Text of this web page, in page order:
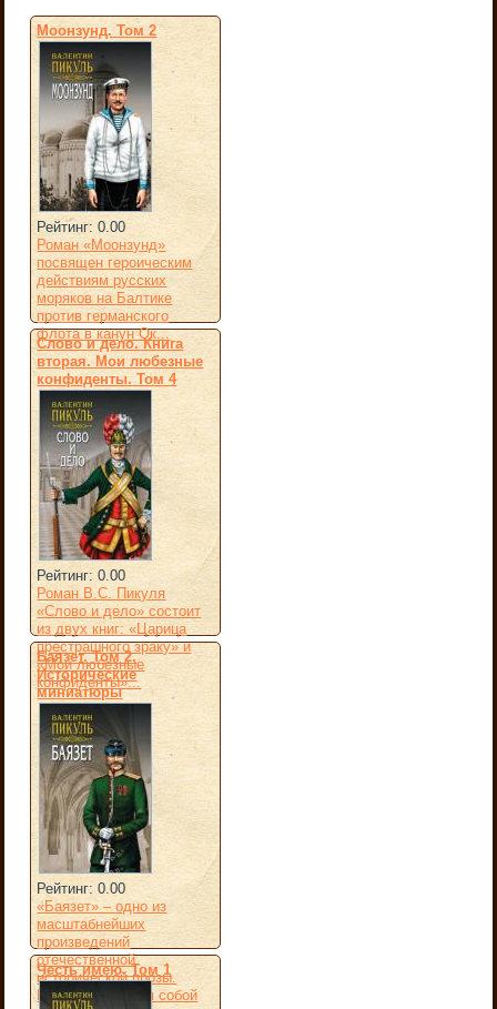
Моонзунд. Том 2
Рейтинг: 0.00
Роман «Моонзунд»
посвящен героическим
действиям русских
моряков на Балтике
против германского
флота в канун Ок...
Слово и дело. Книга
вторая. Мои любезные
конфиденты. Том 4
Рейтинг: 0.00
Роман В.С. Пикуля
«Слово и дело» состоит
из двух книг: «Царица
престрашного зраку» и
«Мои любезные
конфиденты»...
Баязет. Том 2.
Исторические
миниатюры
Рейтинг: 0.00
«Баязет» – одно из
масштабнейших
произведений
отечественной
исторической прозы.
Книга, являющая собой
Честь имею. Том 1